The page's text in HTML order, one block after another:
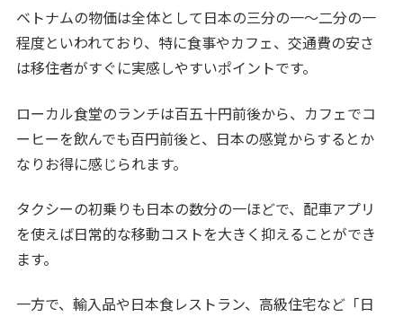
ベトナムの物価は全体として日本の三分の一〜二分の一
程度といわれており、特に食事やカフェ、交通費の安さ
は移住者がすぐに実感しやすいポイントです。
ローカル食堂のランチは百五十円前後から、カフェでコ
ーヒーを飲んでも百円前後と、日本の感覚からするとか
なりお得に感じられます。
タクシーの初乗りも日本の数分の一ほどで、配車アプリ
を使えば日常的な移動コストを大きく抑えることができ
ます。
一方で、輸入品や日本食レストラン、高級住宅など「日